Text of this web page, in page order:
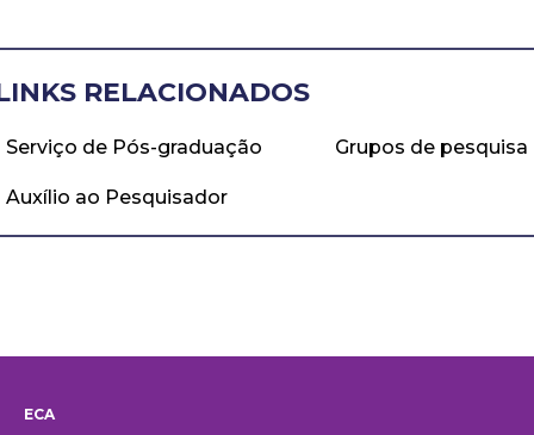
RELACIONADOS
Serviço de Pós-graduação Grupos de pesquisa
Auxílio ao Pesquisador
ECA